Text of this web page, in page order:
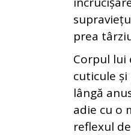
prea
Corpul lui
cuticule
lângă
adie cu o
reflexul